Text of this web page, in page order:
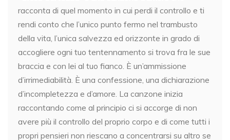
racconta di quel momento in cui perdi il controllo e ti
rendi conto che l’unico punto fermo nel trambusto
della vita, l’unica salvezza ed orizzonte in grado di
accogliere ogni tuo tentennamento si trova fra le sue
braccia e con lei al tuo fianco. È un’ammissione
d’irrimediabilità. È una confessione, una dichiarazione
d’incompletezza e d’amore. La canzone inizia
raccontando come al principio ci si accorge di non
avere più il controllo del proprio corpo e di come tutti i
propri pensieri non riescano a concentrarsi su altro se